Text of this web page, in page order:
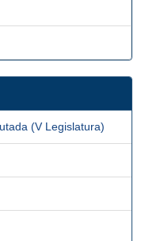
(V Legislatura)